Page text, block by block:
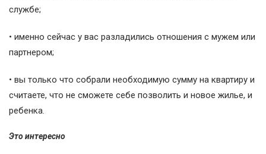
службе;
• именно сейчас у вас разладились отношения с мужем или
партнером;
• вы только что собрали необходимую сумму на квартиру и
считаете, что не сможете себе позволить и новое жилье, и
ребенка.
Это интересно